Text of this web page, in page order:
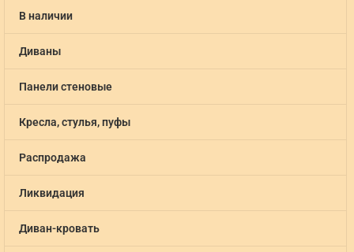
В наличии
Диваны
Панели стеновые
Кресла, стулья, пуфы
Распродажа
Ликвидация
Диван-кровать